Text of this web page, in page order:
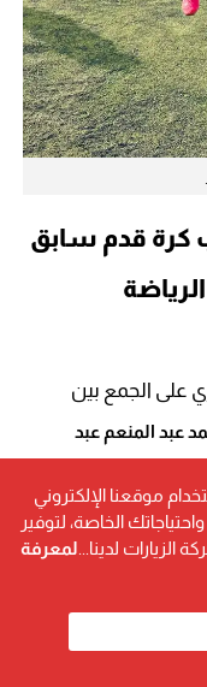
كرة قدم سابق
على الجمع بين
عبد المنعم عبد
الاحترافية
في عالم الصناعة
موقعنا الإلكتروني
الخاصة، لتوفير
لدينا... لمعرفة